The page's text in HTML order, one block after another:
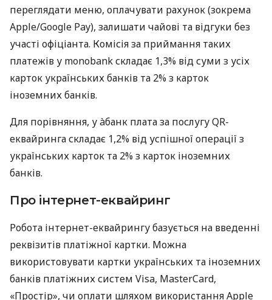
переглядати меню, оплачувати рахунок (зокрема
Apple/Google Pay), залишати чайові та відгуки без
участі офіціанта. Комісія за приймання таких
платежів у monobank складає 1,3% від суми з усіх
карток українських банків та 2% з карток
іноземних банків.
Для порівняння, у àбанк плата за послугу QR-
еквайринга складає 1,2% від успішної операції з
українських карток та 2% з карток іноземних
банків.
Про інтернет-еквайринг
Робота інтернет-еквайрингу базується на введенні
реквізитів платіжної картки. Можна
використовувати картки українських та іноземних
банків платіжних систем Visa, MasterCard,
«Простір», чи оплати шляхом використання Apple